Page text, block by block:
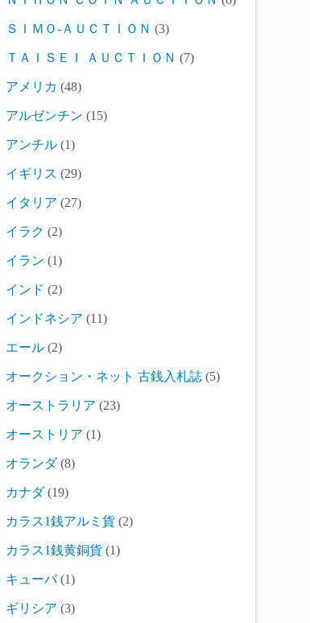
ＳＩＭＯ-ＡＵＣＴＩＯＮ (3)
ＴＡＩＳＥＩ ＡＵＣＴＩＯＮ (7)
アメリカ (48)
アルゼンチン (15)
アンチル (1)
イギリス (29)
イタリア (27)
イラク (2)
イラン (1)
インド (2)
インドネシア (11)
エール (2)
オークション・ネット 古銭入札誌 (5)
オーストラリア (23)
オーストリア (1)
オランダ(8)
カナダ(19)
カラス1銭アルミ貨 (2)
カラス1銭黄銅貨 (1)
キューバ(1)
ギリシア (3)